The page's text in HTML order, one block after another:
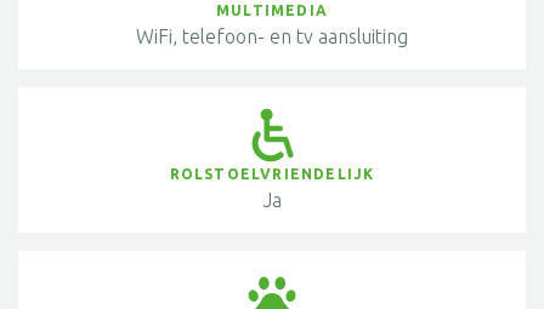
MULTIMEDIA
WiFi, telefoon- en tv aansluiting
ROLSTOELVRIENDELIJK
Ja